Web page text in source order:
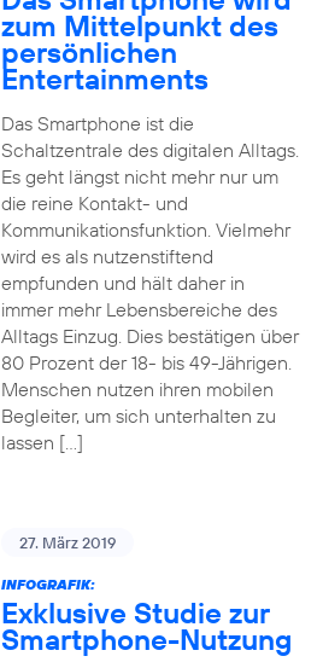
zum Mittelpunkt des
persönlichen
Entertainments
Das Smartphone ist die
Schaltzentrale des digitalen Alltags.
Es geht längst nicht mehr nur um
die reine Kontakt- und
Kommunikationsfunktion. Vielmehr
wird es als nutzenstiftend
empfunden und hält daher in
immer mehr Lebensbereiche des
Alltags Einzug. Dies bestätigen über
80 Prozent der 18- bis 49-Jährigen.
Menschen nutzen ihren mobilen
Begleiter, um sich unterhalten zu
lassen […]
27. März 2019
INFOGRAFIK:
Exklusive Studie zur
Smartphone-Nutzung